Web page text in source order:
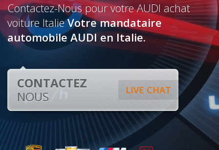
Contactez-Nous pour votre AUDI achat
voiture ItalieVotre mandataire
automobile AUDI en Italie.
LIVE CHAT
CONTACTEZ
NOUS